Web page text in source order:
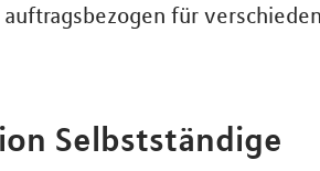
auftragsbezogen für
Selbstständige